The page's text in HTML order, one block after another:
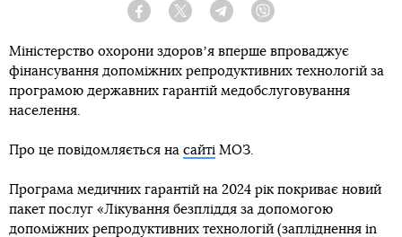
Facebook Twitter Telegram
Міністерство охорони здоровʼя вперше впроваджує
фінансування допоміжних репродуктивних технологій за
програмою державних гарантій медобслуговування
населення.
Про це повідомляється на сайті МОЗ.
Програма медичних гарантій на 2024 рік покриває новий
пакет послуг «Лікування безпліддя за допомогою
допоміжних репродуктивних технологій (запліднення іn